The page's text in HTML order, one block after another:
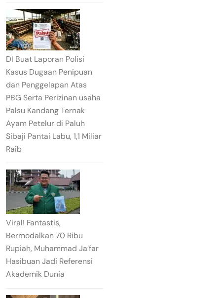
DI Buat Laporan Polisi
Kasus Dugaan Penipuan
dan Penggelapan Atas
PBG Serta Perizinan usaha
Palsu Kandang Ternak
Ayam Petelur di Paluh
Sibaji Pantai Labu, 1,1 Miliar
Raib
Viral! Fantastis,
Bermodalkan 70 Ribu
Rupiah, Muhammad Ja’far
Hasibuan Jadi Referensi
Akademik Dunia